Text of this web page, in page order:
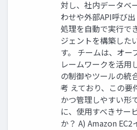
対し、社内データベ
わせや外部API呼び
処理を自動で実行で
ジェントを構築した
す。 チームは、オー
レームワークを活用
の制御やツールの統
考 えており、この要
かつ管理しやすい形
に、使用すべきサー
か？ A) Amazon EC2